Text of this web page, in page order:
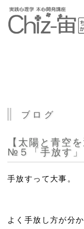
ブログ
【太陽と青空
№５「手放す」
手放すって大事。
よく手放し方が分